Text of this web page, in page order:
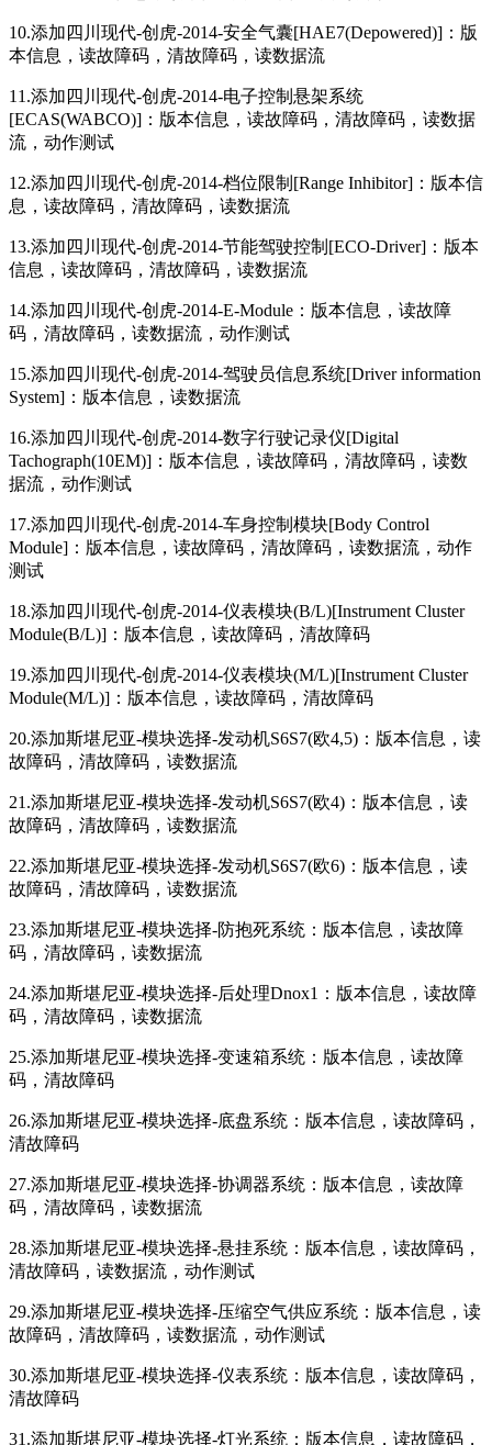
10.添加四川现代-创虎-2014-安全气囊[HAE7(Depowered)]：版
本信息，读故障码，清故障码，读数据流
11.添加四川现代-创虎-2014-电子控制悬架系统
[ECAS(WABCO)]：版本信息，读故障码，清故障码，读数据
流，动作测试
12.添加四川现代-创虎-2014-档位限制[Range Inhibitor]：版本信
息，读故障码，清故障码，读数据流
13.添加四川现代-创虎-2014-节能驾驶控制[ECO-Driver]：版本
信息，读故障码，清故障码，读数据流
14.添加四川现代-创虎-2014-E-Module：版本信息，读故障
码，清故障码，读数据流，动作测试
15.添加四川现代-创虎-2014-驾驶员信息系统[Driver information
System]：版本信息，读数据流
16.添加四川现代-创虎-2014-数字行驶记录仪[Digital
Tachograph(10EM)]：版本信息，读故障码，清故障码，读数
据流，动作测试
17.添加四川现代-创虎-2014-车身控制模块[Body Control
Module]：版本信息，读故障码，清故障码，读数据流，动作
测试
18.添加四川现代-创虎-2014-仪表模块(B/L)[Instrument Cluster
Module(B/L)]：版本信息，读故障码，清故障码
19.添加四川现代-创虎-2014-仪表模块(M/L)[Instrument Cluster
Module(M/L)]：版本信息，读故障码，清故障码
20.添加斯堪尼亚-模块选择-发动机S6S7(欧4,5)：版本信息，读
故障码，清故障码，读数据流
21.添加斯堪尼亚-模块选择-发动机S6S7(欧4)：版本信息，读
故障码，清故障码，读数据流
22.添加斯堪尼亚-模块选择-发动机S6S7(欧6)：版本信息，读
故障码，清故障码，读数据流
23.添加斯堪尼亚-模块选择-防抱死系统：版本信息，读故障
码，清故障码，读数据流
24.添加斯堪尼亚-模块选择-后处理Dnox1：版本信息，读故障
码，清故障码，读数据流
25.添加斯堪尼亚-模块选择-变速箱系统：版本信息，读故障
码，清故障码
26.添加斯堪尼亚-模块选择-底盘系统：版本信息，读故障码，
清故障码
27.添加斯堪尼亚-模块选择-协调器系统：版本信息，读故障
码，清故障码，读数据流
28.添加斯堪尼亚-模块选择-悬挂系统：版本信息，读故障码，
清故障码，读数据流，动作测试
29.添加斯堪尼亚-模块选择-压缩空气供应系统：版本信息，读
故障码，清故障码，读数据流，动作测试
30.添加斯堪尼亚-模块选择-仪表系统：版本信息，读故障码，
清故障码
31.添加斯堪尼亚-模块选择-灯光系统：版本信息，读故障码，